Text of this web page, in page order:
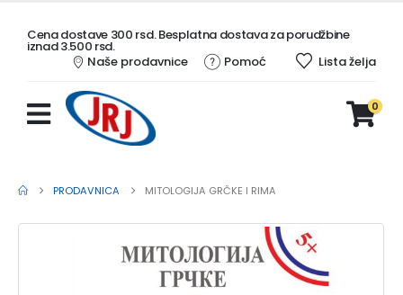
Cena dostave 300 rsd. Besplatna dostava za porudžbine
iznad 3.500 rsd.
Naše prodavnice
Pomoć Lista želja
0
PRODAVNICA MITOLOGIJA GRČKE I RIMA